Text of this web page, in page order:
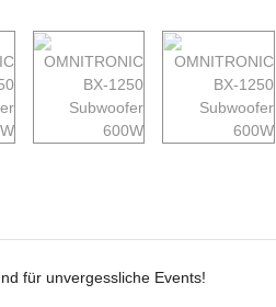
für unvergessliche Events!